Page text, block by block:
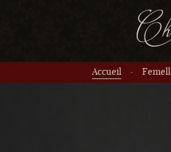
Accueil